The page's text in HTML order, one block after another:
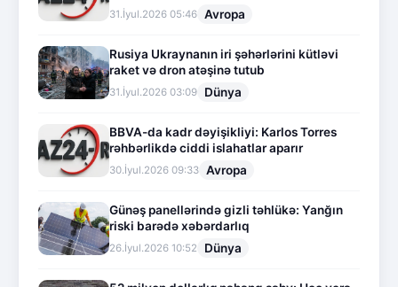
31.İyul.2026 05:46 Avropa
Rusiya Ukraynanın iri şəhərlərini kütləvi
raket və dron atəşinə tutub
31.İyul.2026 03:09 Dünya
BBVA-da kadr dəyişikliyi: Karlos Torres
rəhbərlikdə ciddi islahatlar aparır
30.İyul.2026 09:33 Avropa
Günəş panellərində gizli təhlükə: Yanğın
riski barədə xəbərdarlıq
26.İyul.2026 10:52 Dünya